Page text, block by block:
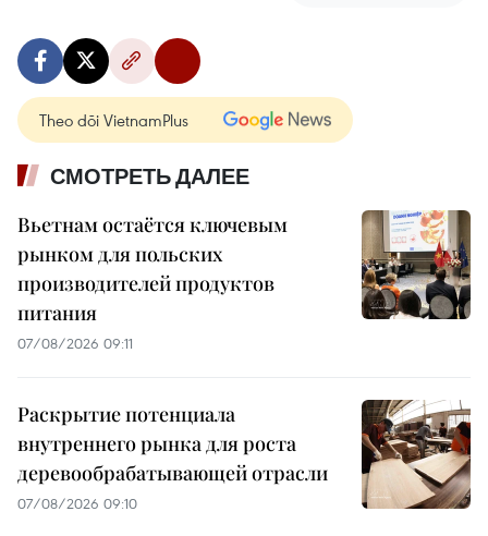
Theo dõi VietnamPlus
СМОТРЕТЬ ДАЛЕЕ
Вьетнам остаётся ключевым
рынком для польских
производителей продуктов
питания
07/08/2026 09:11
Раскрытие потенциала
внутреннего рынка для роста
деревообрабатывающей отрасли
07/08/2026 09:10